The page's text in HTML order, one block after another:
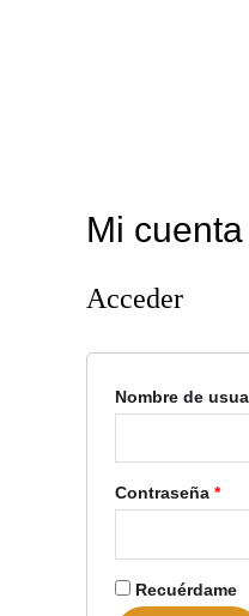
Mi cuenta
Acceder
Nombre de
Contraseña *
Recuérdame